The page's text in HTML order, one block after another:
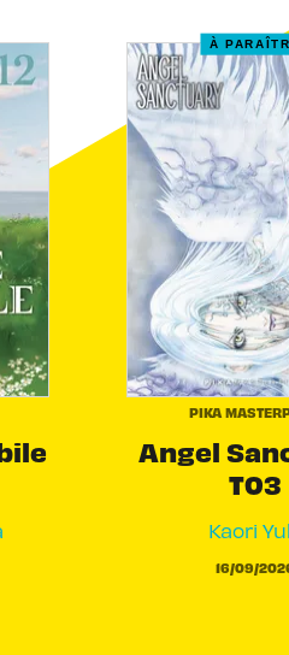
À
PIKA
Angel
T03
Kaori
16/09/